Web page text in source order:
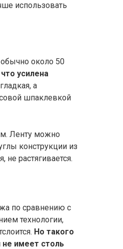
использовать
около 50
усилена
а
шпаклевкой
Ленту можно
конструкции из
растягивается.
по сравнению с
технологии,
Но такого
имеет столь